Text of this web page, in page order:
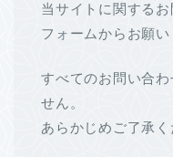
当サイトに関する
フォームからお願い
すべてのお問い合
せん。
あらかじめご了承く